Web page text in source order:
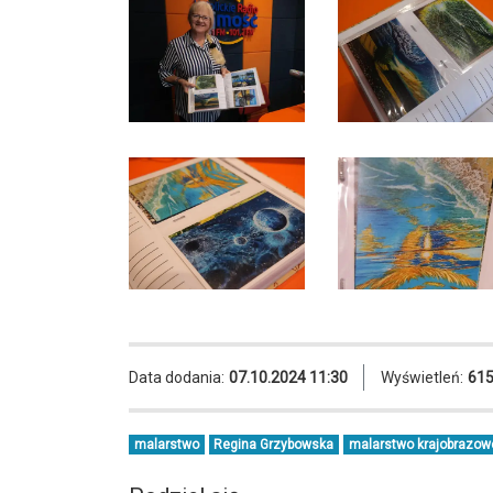
Data dodania: 07.10.2024 11:30 Wyświetleń: 615
malarstwo Regina Grzybowska malarstwo